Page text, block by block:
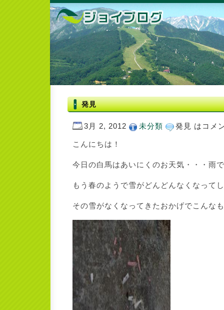
発見
3月 2, 2012 未分類 発見 は コメ
こんにちは！
今日の白馬はあいにくのお天気・・・雨
もう春のようで雪がどんどんなくなって
その雪がなくなってきたおかげでこんな